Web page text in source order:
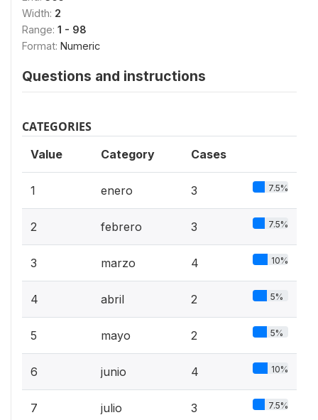
Width: 2
Range: 1 - 98
Format: Numeric
Questions and instructions
CATEGORIES
Value Category Cases
1 enero 3 7.5%
2 febrero 3 7.5%
3 marzo 4 10%
4 abril 2 5%
5 mayo 2 5%
6 junio 4 10%
7 julio 3 7.5%